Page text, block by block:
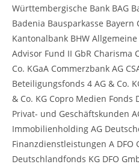
Württembergische Bank BAG
Badenia Bausparkasse
Kantonalbank BHW
Advisor Fund II GbR Charisma
Co. KGaA Commerzbank AG
Beteiligungsfonds 4 AG & Co.
& Co. KG Copro Medien Fonds
Privat- und Geschäftskunden
Immobilienholding AG
Finanzdienstleistungen A DFO
Deutschlandfonds KG DFO